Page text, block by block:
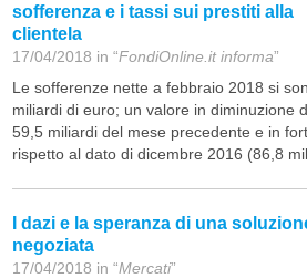
sofferenza e i tassi sui prestiti alla
clientela
17/04/2018 in “FondiOnline.it informa”
Le sofferenze nette a febbraio 2018 si
miliardi di euro; un valore in diminuzione
59,5 miliardi del mese precedente e in
rispetto al dato di dicembre 2016 (86,8
I dazi e la speranza di una
negoziata
17/04/2018 in “Mercati”